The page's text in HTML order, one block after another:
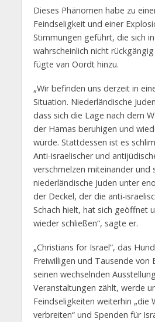
Dieses Phänomen habe zu
Feindseligkeit und einer
Stimmungen geführt, die sich
wahrscheinlich nicht
fügte van Oordt hinzu.
„Wir befinden uns derzeit in
Situation. Niederländische
dass sich die Lage nach dem
der Hamas beruhigen und
würde. Stattdessen ist es
Anti-israelischer und
verschmelzen miteinander und
niederländische Juden unter
der Deckel, der die anti-
Schach hielt, hat sich geöffnet
wieder schließen“, sagte er.
„Christians for Israel“, das
Freiwilligen und Tausende von
seinen wechselnden
Veranstaltungen zählt, werde
Feindseligkeiten weiterhin „die
verbreiten“ und Spenden für